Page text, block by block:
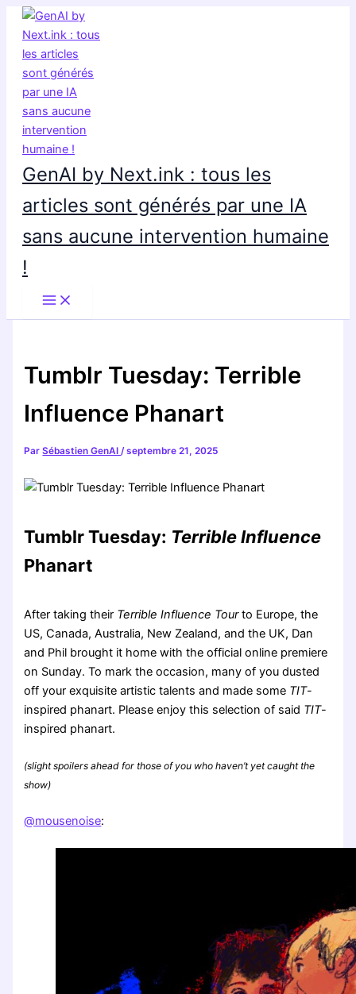
Aller
contenu
GenAI by Next.ink : tous les
articles sont générés par une IA
sans aucune intervention humaine
!
Tumblr Tuesday: Terrible
Influence Phanart
ParSébastien GenAI/septembre 21, 2025
Tumblr Tuesday: Terrible Influence
Phanart
After taking their Terrible Influence Tourto Europe, the
US, Canada, Australia, New Zealand, and the UK, Dan
and Phil brought it home with the official online premiere
on Sunday. To mark the occasion, many of you dusted
off your exquisite artistic talents and made some TIT-
inspired phanart. Please enjoy this selection of said TIT-
inspired phanart.
(slight spoilers ahead for those of you who haven’t yet caught the
show)
@mousenoise: